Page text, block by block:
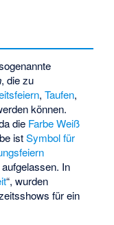
, die zu
,Taufen,
können.
die Farbe Weiß
istSymbol für
In
“, wurden
für ein